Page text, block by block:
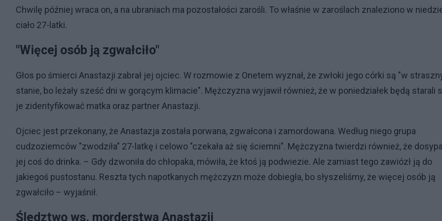
Chwilę później wraca on, a na ubraniach ma pozostałości zarośli. To właśnie w zaroślach znaleziono w
ciało 27-latki.
"Więcej osób ją zgwałciło"
Głos po śmierci Anastazji zabrał jej ojciec. W rozmowie z Onetem wyznał, że zwłoki jego córki są "w
stanie, bo leżały sześć dni w gorącym klimacie". Mężczyzna wyjawił również, że w poniedziałek będą starali
je zidentyfikować matka oraz partner Anastazji.
Ojciec jest przekonany, że Anastazja została porwana, zgwałcona i zamordowana. Według niego grupa
cudzoziemców "zwodziła" 27-latkę i celowo "czekała aż się ściemni". Mężczyzna twierdzi również, że
jej coś do drinka. – Gdy dzwoniła do chłopaka, mówiła, że ktoś ją podwiezie. Ale zamiast tego zawiózł ją do
jakiegoś pustostanu. Reszta tych napotkanych mężczyzn może dobiegła, bo słyszeliśmy, że więcej osób ją
zgwałciło – wyjaśnił.
Śledztwo ws. morderstwa Anastazji